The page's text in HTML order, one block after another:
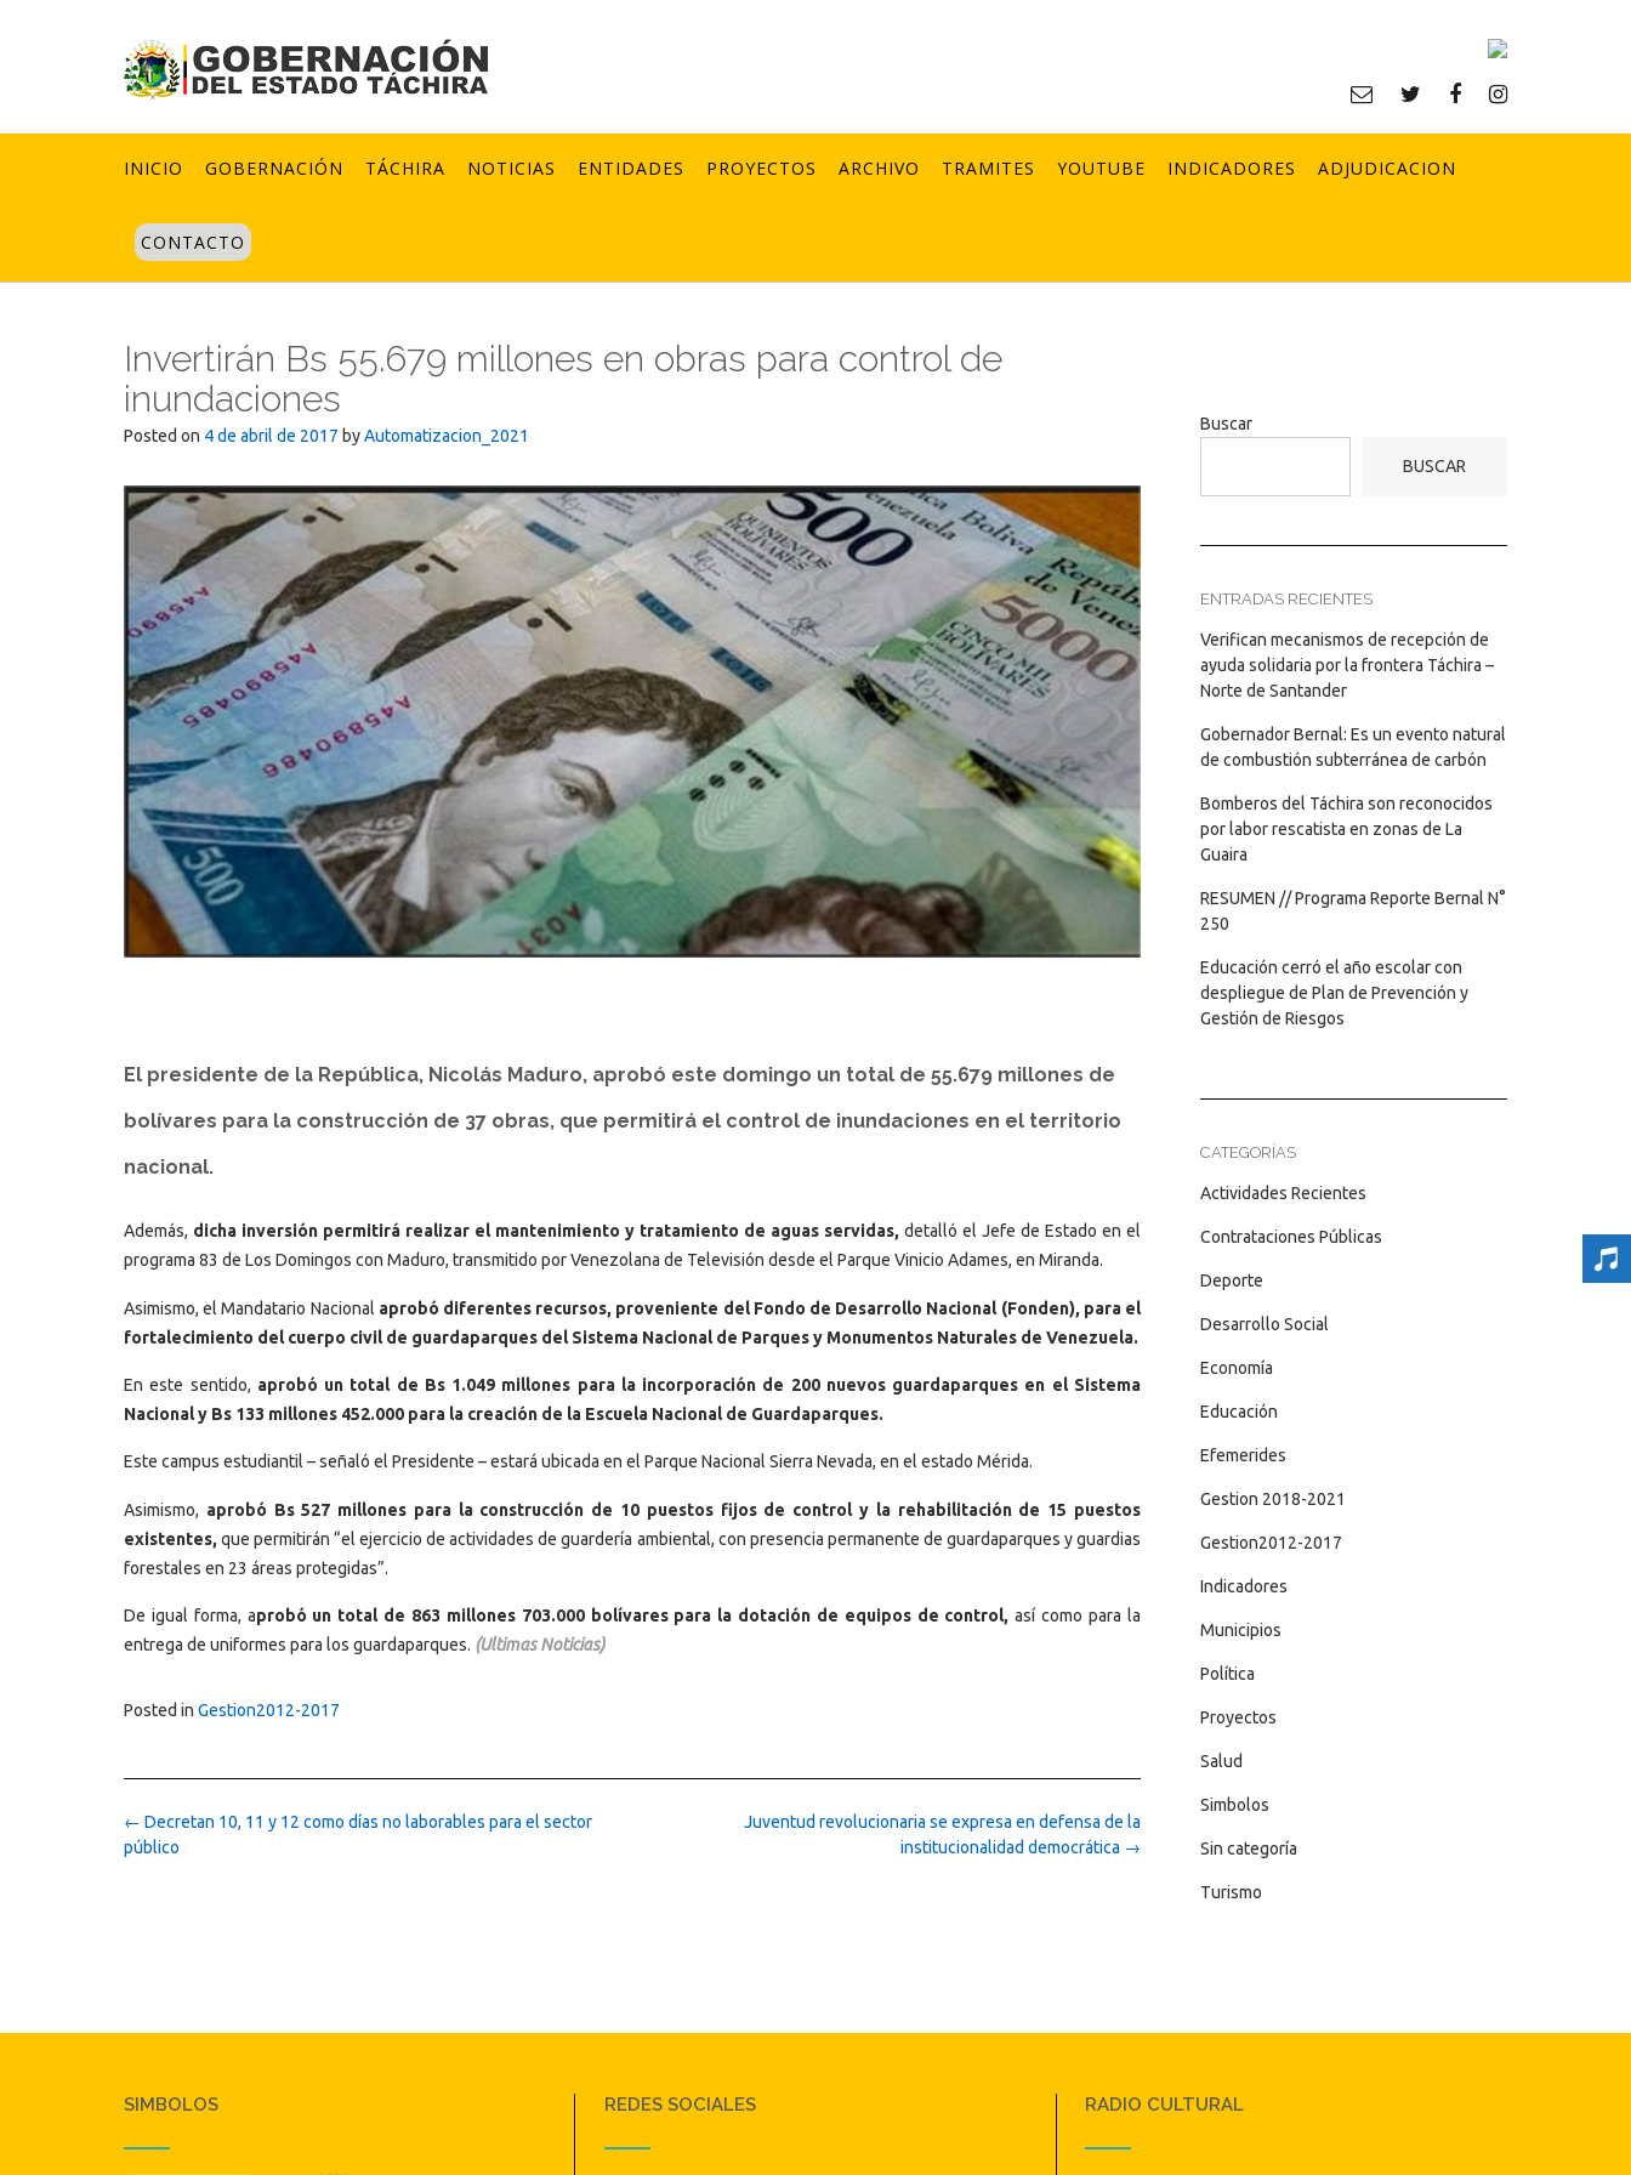
INICIO GOBERNACIÓN TÁCHIRA NOTICIAS ENTIDADES PROYECTOS ARCHIVO TRAMITES YOUTUBE INDICADORES ADJUDICACION
CONTACTO
Invertirán Bs 55.679 millones en obras para control de
inundaciones
Posted on 4 de abril de 2017 byAutomatizacion_2021
El presidente de la República, Nicolás Maduro, aprobó este domingo un total de 55.679 millones de
bolívares para la construcción de 37 obras, que permitirá el control de inundaciones en el territorio
nacional.
Además, dicha inversión permitirá realizar el mantenimiento y tratamiento de aguas servidas, detalló el Jefe de Estado en el
programa 83 de Los Domingos con Maduro, transmitido por Venezolana de Televisión desde el Parque Vinicio Adames, en Miranda.
Asimismo, el Mandatario Nacional aprobó diferentes recursos, proveniente del Fondo de Desarrollo Nacional (Fonden), para el
fortalecimiento del cuerpo civil de guardaparques del Sistema Nacional de Parques y Monumentos Naturales de Venezuela.
En este sentido, aprobó un total de Bs 1.049 millones para la incorporación de 200 nuevos guardaparques en el Sistema
Nacional y Bs 133 millones 452.000 para la creación de la Escuela Nacional de Guardaparques.
Este campus estudiantil – señaló el Presidente – estará ubicada en el Parque Nacional Sierra Nevada, en el estado Mérida.
Asimismo, aprobó Bs 527 millones para la construcción de 10 puestos fijos de control y la rehabilitación de 15 puestos
existentes, que permitirán “el ejercicio de actividades de guardería ambiental, con presencia permanente de guardaparques y guardias
forestales en 23 áreas protegidas”.
De igual forma, aprobó un total de 863 millones 703.000 bolívares para la dotación de equipos de control, así como para la
entrega de uniformes para los guardaparques. (Ultimas Noticias)
Posted in Gestion2012-2017
Post
navigation
Juventud revolucionaria se expresa en defensa de la
institucionalidad democrática →
← Decretan 10, 11 y 12 como días no laborables para el sector
público
Buscar
BUSCAR
ENTRADAS RECIENTES
Verifican mecanismos de recepción de
ayuda solidaria por la frontera Táchira –
Norte de Santander
Gobernador Bernal: Es un evento natural
de combustión subterránea de carbón
Bomberos del Táchira son reconocidos
por labor rescatista en zonas de La
Guaira
RESUMEN // Programa Reporte Bernal N°
250
Educación cerró el año escolar con
despliegue de Plan de Prevención y
Gestión de Riesgos
CATEGORÍAS
Actividades Recientes
Contrataciones Públicas
Deporte
Desarrollo Social
Economía
Educación
Efemerides
Gestion 2018-2021
Gestion2012-2017
Indicadores
Municipios
Política
Proyectos
Salud
Simbolos
Sin categoría
Turismo
SIMBOLOS REDES SOCIALES RADIO CULTURAL